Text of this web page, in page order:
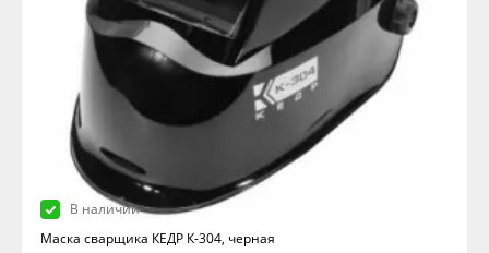
В наличии
Маска сварщика КЕДР К-304, черная